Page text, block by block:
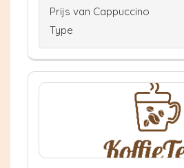
Prijs van Cappuccino
Type